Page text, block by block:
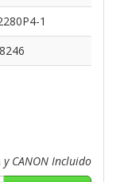
1
y CANON Incluido